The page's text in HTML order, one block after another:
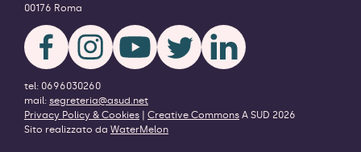
homepage
00176 Roma
tel: 0696030260
mail: segreteria@asud.net
Privacy Policy & Cookies | Creative Commons A SUD 2026
Sito realizzato da WaterMelon